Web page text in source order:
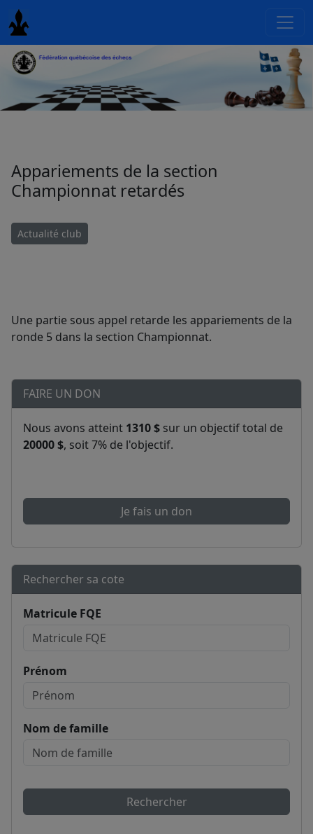
Appariements de la section
Championnat retardés
Actualité club
Une partie sous appel retarde les appariements de la
ronde 5 dans la section Championnat.
FAIRE UN DON
Nous avons atteint 1310 $ sur un objectif total de
20000 $, soit 7% de l'objectif.
Je fais un don
Rechercher sa cote
Matricule FQE
Prénom
Nom de famille
Rechercher